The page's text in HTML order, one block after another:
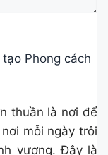
Phong cách
thuần là nơi để
mỗi ngày trôi
vượng. Đây là